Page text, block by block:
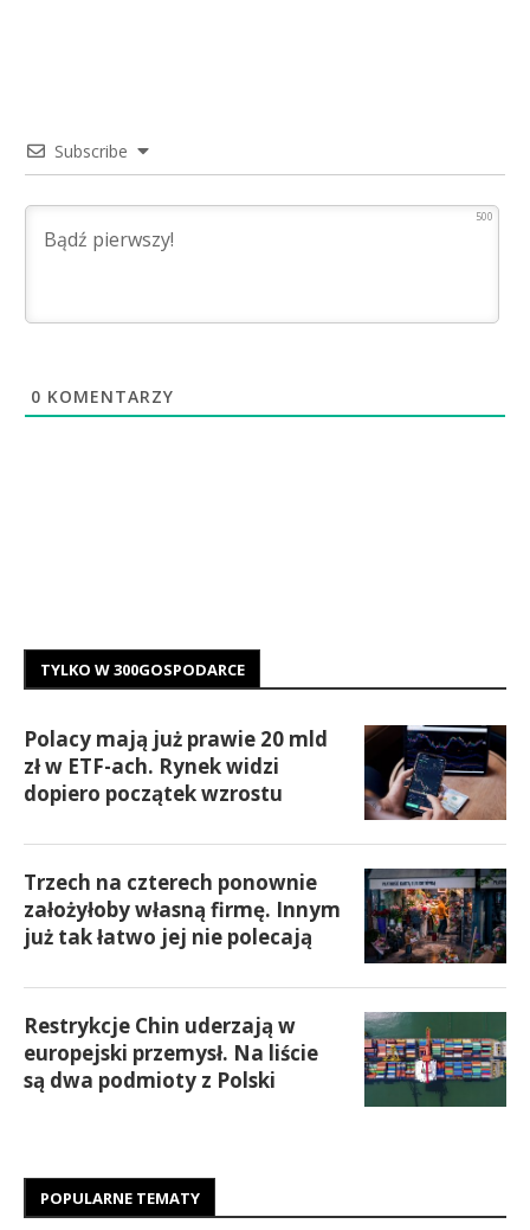
Subscribe
500
0 KOMENTARZY
TYLKO W 300GOSPODARCE
Polacy mają już prawie 20 mld
zł w ETF-ach. Rynek widzi
dopiero początek wzrostu
Trzech na czterech ponownie
założyłoby własną firmę. Innym
już tak łatwo jej nie polecają
Restrykcje Chin uderzają w
europejski przemysł. Na liście
są dwa podmioty z Polski
POPULARNE TEMATY